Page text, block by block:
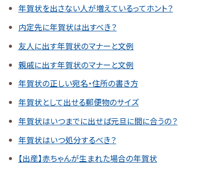
年賀状を出さない人が増えているってホント？
内定先に年賀状は出すべき？
友人に出す年賀状のマナーと文例
親戚に出す年賀状のマナーと文例
年賀状の正しい宛名・住所の書き方
年賀状として出せる郵便物のサイズ
年賀状はいつまでに出せば元旦に間に合うの？
年賀状はいつ処分するべき？
【出産】赤ちゃんが生まれた場合の年賀状